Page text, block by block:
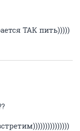
ТАК пить)))))